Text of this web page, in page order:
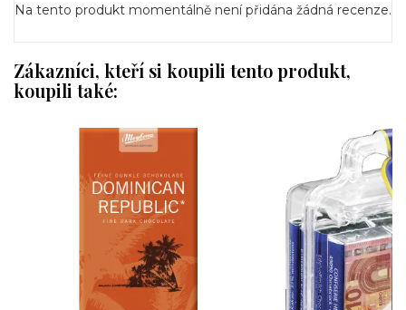
Na tento produkt momentálně není přidána žádná recenze.
Zákazníci, kteří si koupili tento produkt,
koupili také: